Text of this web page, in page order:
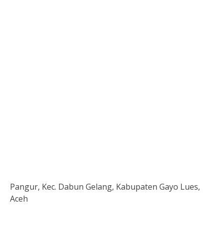
Pangur, Kec. Dabun Gelang, Kabupaten Gayo Lues,
Aceh